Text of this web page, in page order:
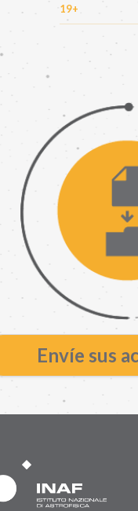
19+
Envíe sus